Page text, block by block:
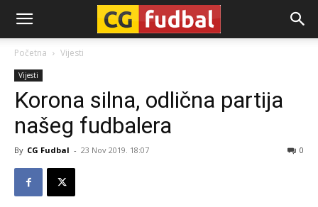
CG-
Fudbal
Početna Vijesti
Vijesti
Korona silna, odlična partija
našeg fudbalera
By CG Fudbal - 23 Nov 2019. 18:07 0